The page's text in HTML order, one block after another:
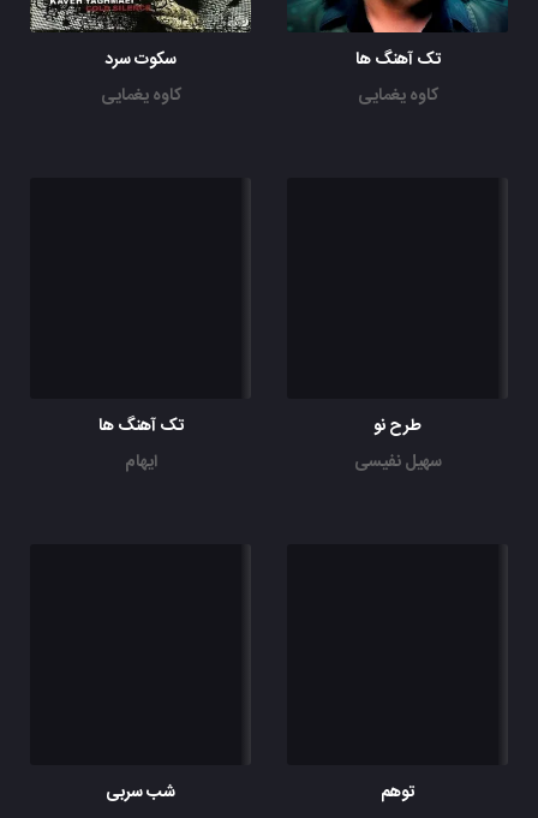
تک آهنگ ها
کاوه یغمایی
سکوت سرد
کاوه یغمایی
طرح نو
سهیل نفیسی
تک آهنگ ها
ایهام
توهم
شب سربی